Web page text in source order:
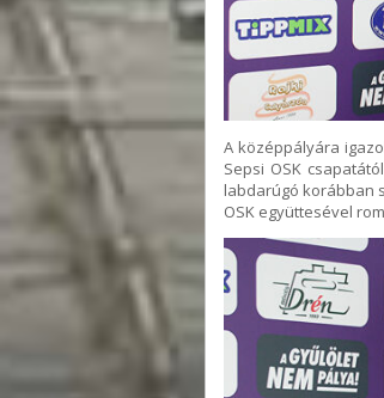
A középpályára
Sepsi OSK
labdarúgó korábban
OSK együttesével